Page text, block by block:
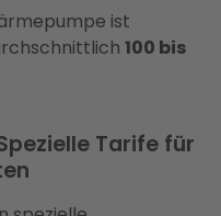
ist
100 bis
Tarife für